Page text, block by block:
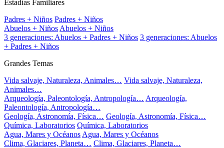
Estadías Familiares
Padres + Niños Padres + Niños
Abuelos + Niños Abuelos + Niños
3 generaciones: Abuelos + Padres + Niños 3 generaciones: Abuelos
+ Padres + Niños
Grandes Temas
Vida salvaje, Naturaleza, Animales… Vida salvaje, Naturaleza,
Animales…
Arqueología, Paleontología, Antropología… Arqueología,
Paleontología, Antropología…
Geología, Astronomía, Física… Geología, Astronomía, Física…
Química, Laboratorios Química, Laboratorios
Agua, Mares y Océanos Agua, Mares y Océanos
Clima, Glaciares, Planeta… Clima, Glaciares, Planeta…